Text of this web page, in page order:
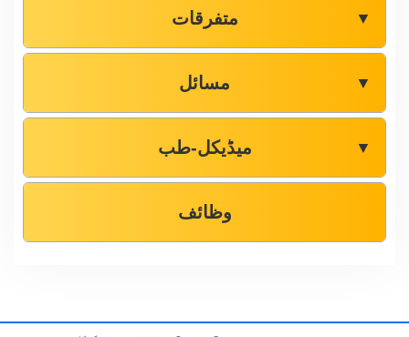
متفرقات ▼
مسائل ▼
میڈیکل-طب ▼
وظائف